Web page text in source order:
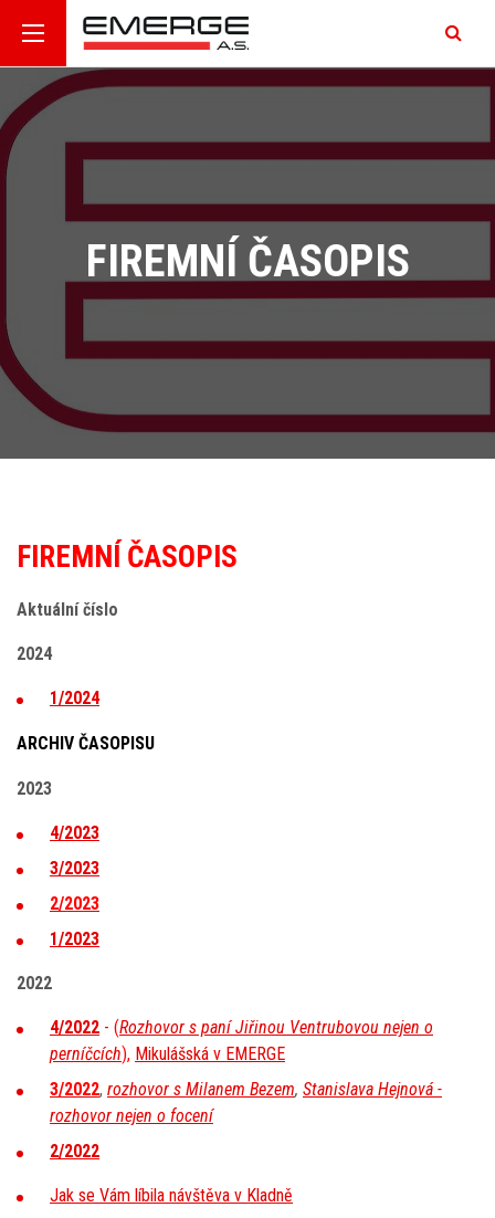
FIREMNÍ ČASOPIS
FIREMNÍ ČASOPIS
Aktuální číslo
2024
1/2024
​ARCHIV ČASOPISU
2023
4/2023
3/2023
2/2023
1/2023
2022
4/2022 - (Rozhovor s paní Jiřinou Ventrubovou nejen o
perníčcích), Mikulášská v EMERGE
3/2022, rozhovor s Milanem Bezem, Stanislava Hejnová -
rozhovor nejen o focení
2/2022
Jak se Vám líbila návštěva v Kladně